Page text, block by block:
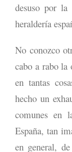
desuso por
heraldería
No conozco
cabo a rabo
en tantas
hecho un
comunes en
España, tan
en general,